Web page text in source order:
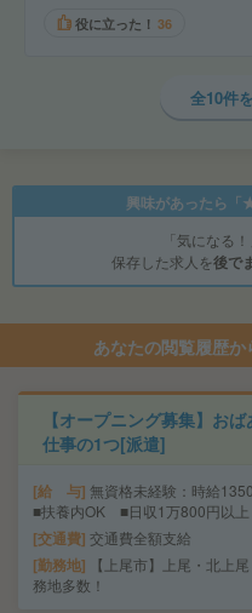
役に立った！ 36
全10件
興味があったら「
「気になる
保存した求人を後で
あなたの閲覧履歴
【オープニング募集】お
仕事の1つ[派遣]
給 与 無資格未経験：時給
■扶養内OK ■日収1万800円以上
交通費 交通費全額支給
勤務地
【上尾市】上尾・北上
務地多数！